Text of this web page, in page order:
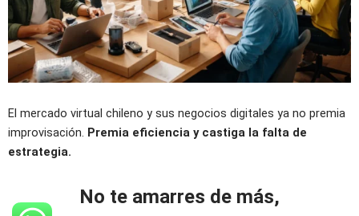
El mercado virtual chileno y sus negocios digitales ya no premia
improvisación. Premia eficiencia y castiga la falta de
estrategia.
No te amarres de más,